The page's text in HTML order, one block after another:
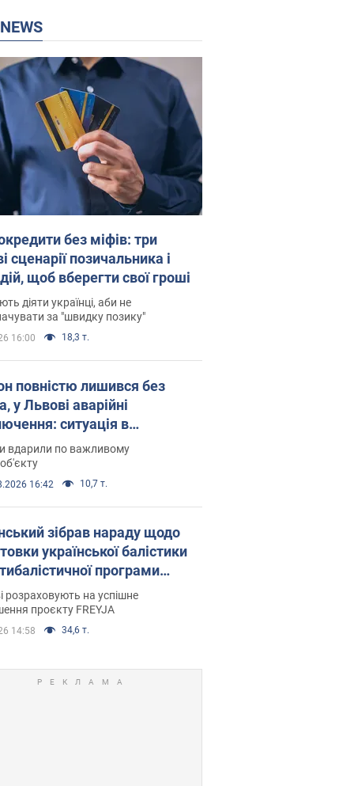
NEWS
без міфів: три
сценарії позичальника і
щоб вберегти свої гроші
діяти українці, аби не
за "швидку позику"
16:00 18,3 т.
повністю лишився без
у Львові аварійні
ситуація в
6 серпня
вдарили по важливому
16:42 10,7 т.
зібрав нараду щодо
української балістики
які рішення готуються
розраховують на успішне
проєкту FREYJA
14:58 34,6 т.